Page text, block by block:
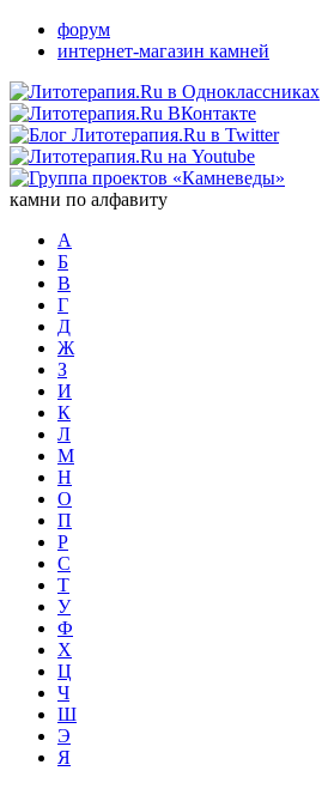
форум
интернет-магазин камней
камни по алфавиту
А
Б
В
Г
Д
Ж
З
И
К
Л
М
Н
О
П
Р
С
Т
У
Ф
Х
Ц
Ч
Ш
Э
Я